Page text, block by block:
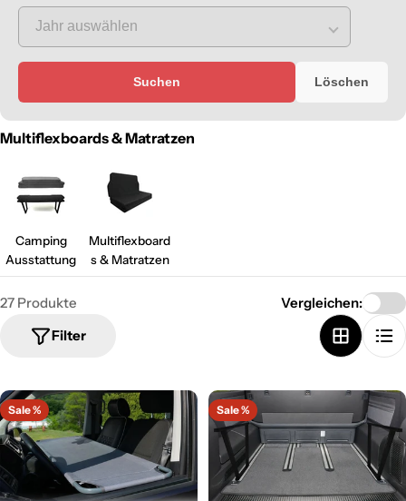
Suchen Löschen
Multiflexboards & Matratzen
Camping
Ausstattung
Multiflexboard
s & Matratzen
27 Produkte
Filter
Vergleichen:
Sale % Sale %